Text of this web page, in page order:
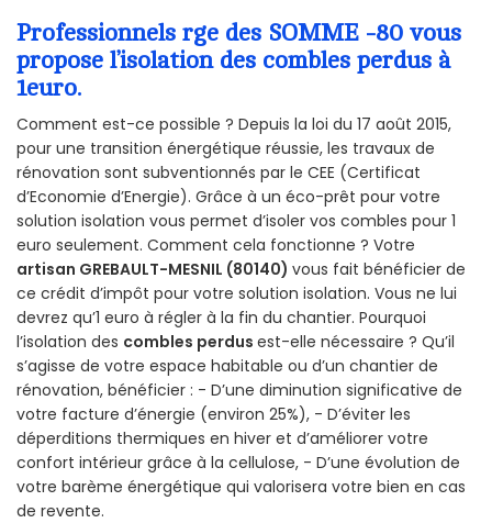
Professionnels rge des SOMME -80 vous
propose l’isolation des combles perdus à
1euro.
Comment est-ce possible ? Depuis la loi du 17 août 2015,
pour une transition énergétique réussie, les travaux de
rénovation sont subventionnés par le CEE (Certificat
d’Economie d’Energie). Grâce à un éco-prêt pour votre
solution isolation vous permet d’isoler vos combles pour 1
euro seulement. Comment cela fonctionne ? Votre
artisan GREBAULT-MESNIL (80140) vous fait bénéficier de
ce crédit d’impôt pour votre solution isolation. Vous ne lui
devrez qu’1 euro à régler à la fin du chantier. Pourquoi
l’isolation des combles perdus est-elle nécessaire ? Qu’il
s’agisse de votre espace habitable ou d’un chantier de
rénovation, bénéficier : - D’une diminution significative de
votre facture d’énergie (environ 25%), - D’éviter les
déperditions thermiques en hiver et d’améliorer votre
confort intérieur grâce à la cellulose, - D’une évolution de
votre barème énergétique qui valorisera votre bien en cas
de revente.